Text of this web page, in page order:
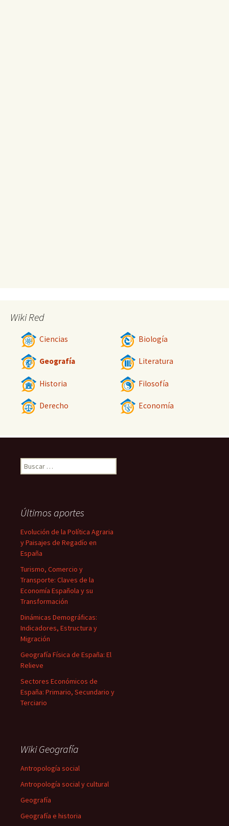
Wiki Red
Ciencias Biología
Geografía Literatura
Historia Filosofía
Derecho Economía
Buscar:
Últimos aportes
Evolución de la Política Agraria
y Paisajes de Regadío en
España
Turismo, Comercio y
Transporte: Claves de la
Economía Española y su
Transformación
Dinámicas Demográficas:
Indicadores, Estructura y
Migración
Geografía Física de España: El
Relieve
Sectores Económicos de
España: Primario, Secundario y
Terciario
Wiki Geografía
Antropología social
Antropología social y cultural
Geografía
Geografía e historia